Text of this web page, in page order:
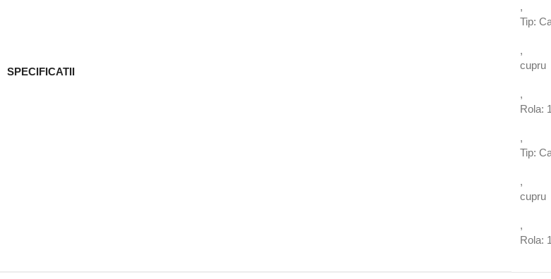
SPECIFICATII
,
Tip:
,
cupru
,
Rola:
,
Tip:
,
cupru
,
Rola: